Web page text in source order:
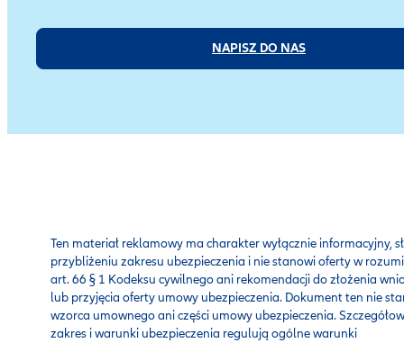
NAPISZ DO NAS
Ten materiał reklamowy ma charakter wyłącznie informacyjny,
przybliżeniu zakresu ubezpieczenia i nie stanowi oferty w
art. 66 § 1 Kodeksu cywilnego ani rekomendacji do złożenia
lub przyjęcia oferty umowy ubezpieczenia. Dokument ten nie
wzorca umownego ani części umowy ubezpieczenia.
zakres i warunki ubezpieczenia regulują ogólne warunki